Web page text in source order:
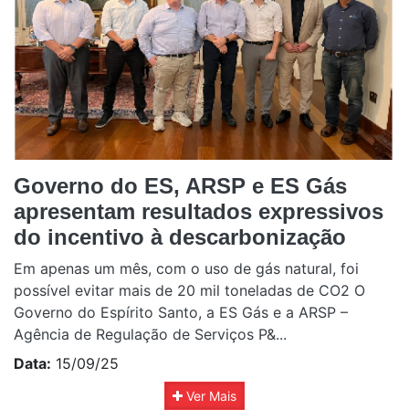
Governo do ES, ARSP e ES Gás
apresentam resultados expressivos
do incentivo à descarbonização
Em apenas um mês, com o uso de gás natural, foi
possível evitar mais de 20 mil toneladas de CO2 O
Governo do Espírito Santo, a ES Gás e a ARSP –
Agência de Regulação de Serviços P&...
Data: 15/09/25
Ver Mais